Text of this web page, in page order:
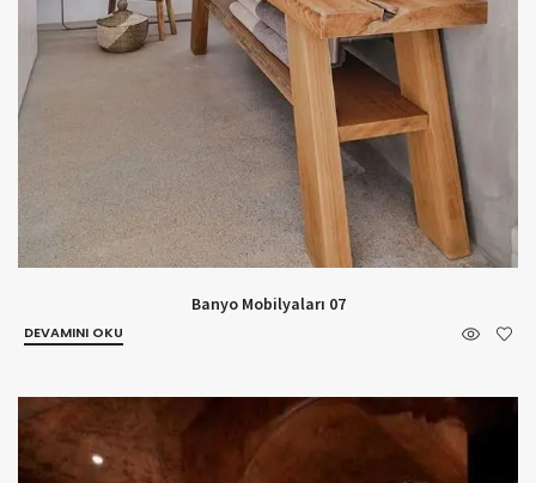
Banyo Mobilyaları 07
DEVAMINI OKU